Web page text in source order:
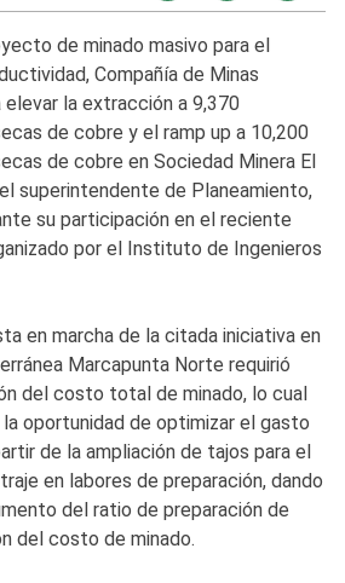
de minado masivo para el
Compañía de Minas
elevar la extracción a 9,370
de cobre y el ramp up a 10,200
de cobre en Sociedad Minera El
superintendente de Planeamiento,
su participación en el reciente
por el Instituto de Ingenieros
en marcha de la citada iniciativa en
Marcapunta Norte requirió
del costo total de minado, lo cual
oportunidad de optimizar el gasto
de la ampliación de tajos para el
en labores de preparación, dando
del ratio de preparación de
del costo de minado.